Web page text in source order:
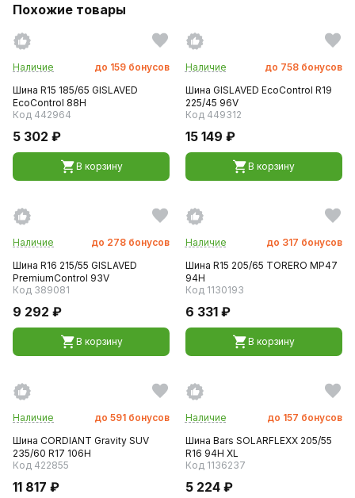
Похожие товары
Наличие до 159 бонусов
Шина R15 185/65 GISLAVED
EcoControl 88H
Код 442964
5 302 ₽
В корзину
Наличие до 758 бонусов
Шина GISLAVED EcoControl R19
225/45 96V
Код 449312
15 149 ₽
В корзину
Наличие до 278 бонусов
Шина R16 215/55 GISLAVED
PremiumControl 93V
Код 389081
9 292 ₽
В корзину
Наличие до 317 бонусов
Шина R15 205/65 TORERO MP47
94H
Код 1130193
6 331 ₽
В корзину
Наличие до 591 бонусов
Шина CORDIANT Gravity SUV
235/60 R17 106Н
Код 422855
11 817 ₽
Наличие до 157 бонусов
Шина Bars SOLARFLEXX 205/55
R16 94H XL
Код 1136237
5 224 ₽